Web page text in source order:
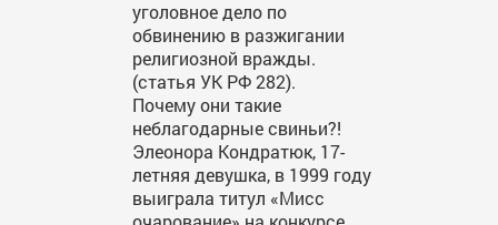
уголовное дело по
обвинению в разжигании
религиозной вражды.
(статья УК РФ 282).
Почему они такие
неблагодарные свиньи?!
Элеонора Кондратюк, 17-
летняя девушка, в 1999 году
выиграла титул «Мисс